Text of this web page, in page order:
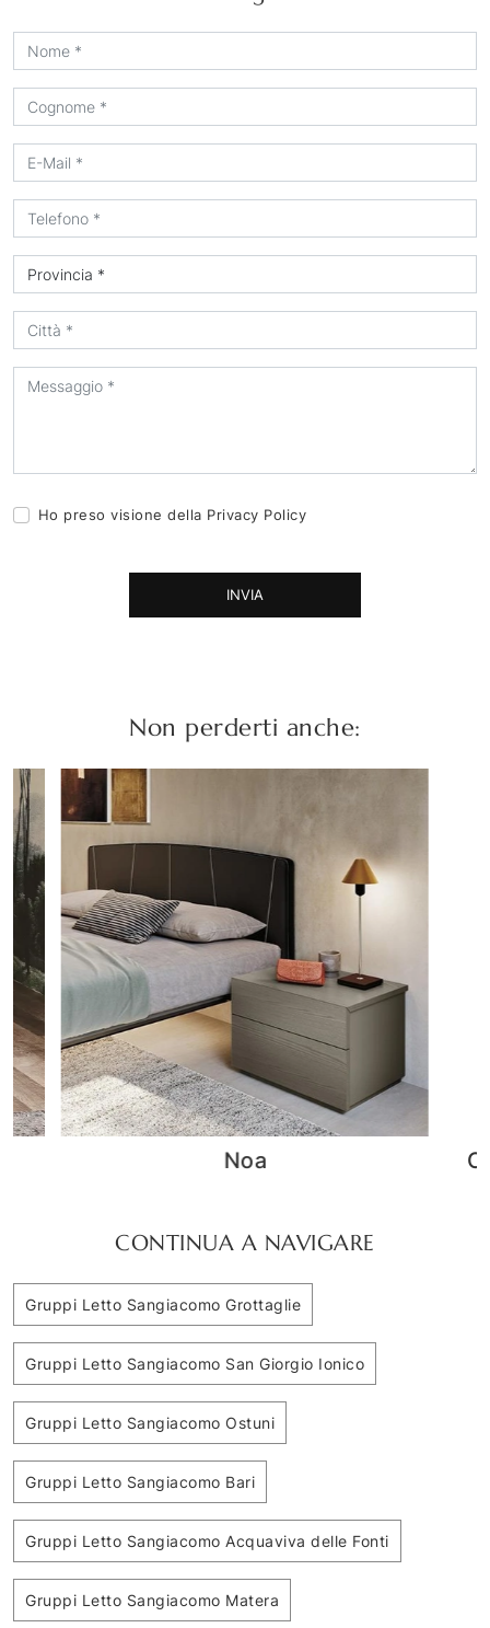
Ho preso visione della Privacy Policy
INVIA
Non perderti anche:
COMODINO DYNO CATTELAN
CONTINUA A NAVIGARE
Gruppi Letto Sangiacomo Grottaglie
Gruppi Letto Sangiacomo San Giorgio Ionico
Gruppi Letto Sangiacomo Ostuni
Gruppi Letto Sangiacomo Bari
Gruppi Letto Sangiacomo Acquaviva delle Fonti
Gruppi Letto Sangiacomo Matera